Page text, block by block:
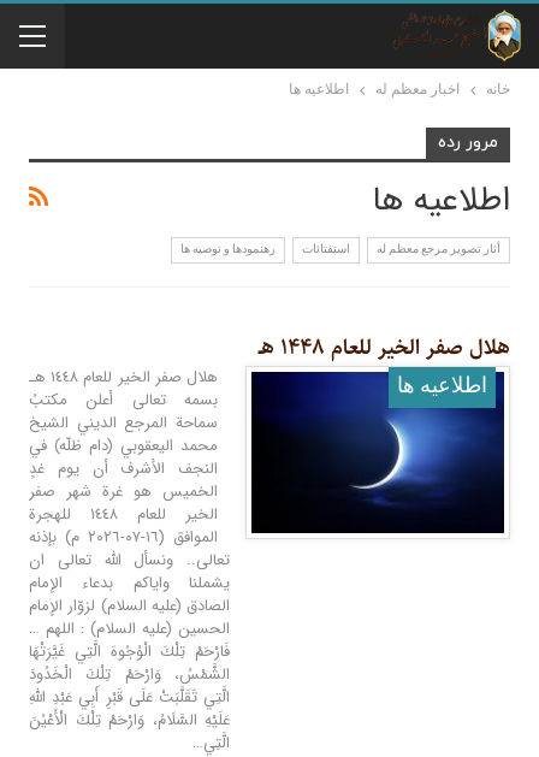
خانه اخبار معظم له اطلاعيه ها
مرور رده
اطلاعيه ها
أثار تصوير مرجع معظم له استفتائات رهنمودها و توصیه ها
هلال صفر الخیر للعام ١۴۴٨ هـ
اطلاعيه ها
هلال صفر الخير للعام ١٤٤٨ هـ
بسمه تعالى أعلن مكتبُ
سماحة المرجع الديني الشيخ
محمد اليعقوبي (دام ظلّه) في
النجف الأشرف أن يوم غدٍ
الخميس هو غرة شهر صفر
الخير للعام ١٤٤٨ للهجرة
الموافق (١٦-٠٧-٢٠٢٦ م) بإذنه
تعالى.. ونسأل الله تعالى ان
يشملنا واياكم بدعاء الإمام
الصادق (عليه السلام) لزوّار الإمام
الحسين (عليه السلام) : اللهم …
فَارْحَمْ تِلْكَ الْوُجُوهَ الَّتِي غَيَّرَتْهَا
الشَّمْسُ، وَارْحَمْ تِلْكَ الْخَدُودَ
الَّتِي تَقَلَّبَتْ عَلَى قَبْرِ أَبِي عَبْدِ اللهِ
عَلَيْهِ السَّلَامُ، وَارْحَمْ تِلْكَ الْأَعْيُنَ
الَّتِي…